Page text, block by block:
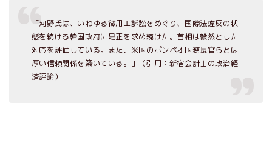
「河野氏は、いわゆる徴用工訴訟をめぐり、国際法違反の状
態を続ける韓国政府に是正を求め続けた。首相は毅然とした
対応を評価している。また、米国のポンペオ国務長官らとは
厚い信頼関係を築いている。」（引用：新宿会計士の政治経
済評論）